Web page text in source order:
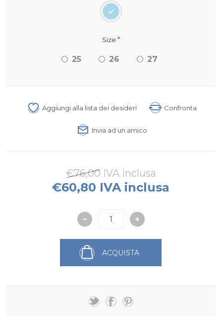
Size *
25 26 27
Aggiungi alla lista dei desideri Confronta
Invia ad un amico
€76,00 IVA inclusa
€60,80 IVA inclusa
ACQUISTA